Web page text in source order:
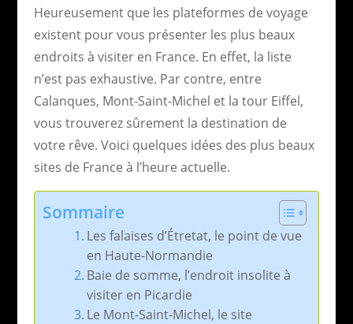
Heureusement que les plateformes de voyage
existent pour vous présenter les plus beaux
endroits à visiter en France. En effet, la liste
n’est pas exhaustive. Par contre, entre
Calanques, Mont-Saint-Michel et la tour Eiffel,
vous trouverez sûrement la destination de
votre rêve. Voici quelques idées des plus beaux
sites de France à l’heure actuelle.
Sommaire
Les falaises d’Étretat, le point de vue
en Haute-Normandie
Baie de somme, l’endroit insolite à
visiter en Picardie
Le Mont-Saint-Michel, le site